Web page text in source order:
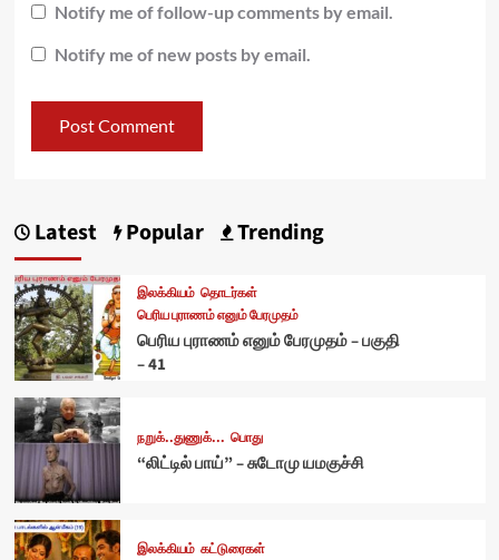
Notify me of follow-up comments by email.
Notify me of new posts by email.
Latest Popular Trending
இலக்கியம் தொடர்கள்
பெரிய புராணம் எனும் பேரமுதம்
பெரிய புராணம் எனும் பேரமுதம் – பகுதி
– 41
நறுக்..துணுக்... பொது
“லிட்டில் பாய்” – சுடோமு யமகுச்சி
இலக்கியம் கட்டுரைகள்